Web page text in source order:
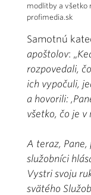
modlitby a všetko
profimedia.sk
Samotnú
apoštolov: „
rozpovedali,
ich vypočuli,
a hovorili:
všetko, čo je v
A teraz,
služobníci
Vystri svoju
svätého